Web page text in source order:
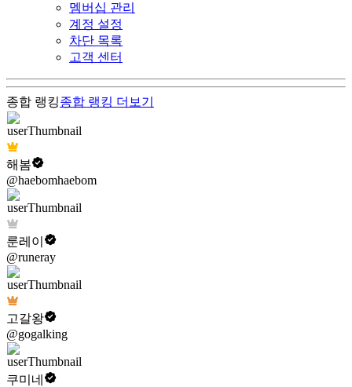
멤버십 관리
계정 설정
차단 목록
고객 센터
종합 랭킹종합 랭킹 더보기
해봄
@haebomhaebom
룬레이
@runeray
고갈왕
@gogalking
쿠미네